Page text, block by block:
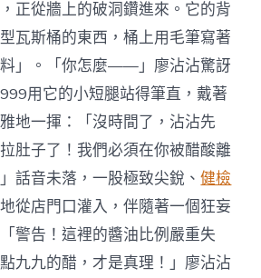
正從牆上的破洞鑽進來。它的背
瓦斯桶的東西，桶上用毛筆寫著
料」。「你怎麼——」廖沾沾驚訝
用它的小短腿站得筆直，戴著
地一揮：「沒時間了，沾沾先
肚子了！我們必須在你被醋酸離
話音未落，一股極致尖銳、健檢
從店門口灌入，伴隨著一個狂妄
警告！這裡的醬油比例嚴重失
九九的醋，才是真理！」廖沾沾